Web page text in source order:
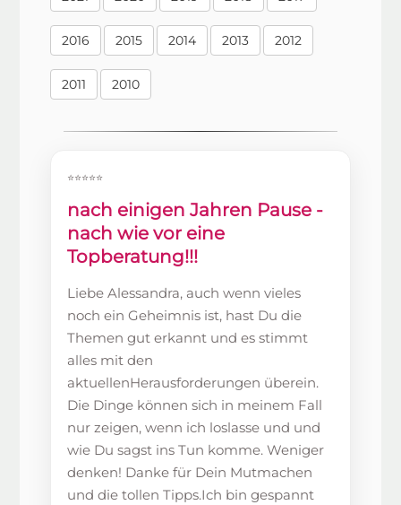
2016 2015 2014 2013 2012
2011 2010
⭐⭐⭐⭐⭐
nach einigen Jahren Pause -
nach wie vor eine
Topberatung!!!
Liebe Alessandra, auch wenn vieles
noch ein Geheimnis ist, hast Du die
Themen gut erkannt und es stimmt
alles mit den
aktuellenHerausforderungen überein.
Die Dinge können sich in meinem Fall
nur zeigen, wenn ich loslasse und und
wie Du sagst ins Tun komme. Weniger
denken! Danke für Dein Mutmachen
und die tollen Tipps.Ich bin gespannt